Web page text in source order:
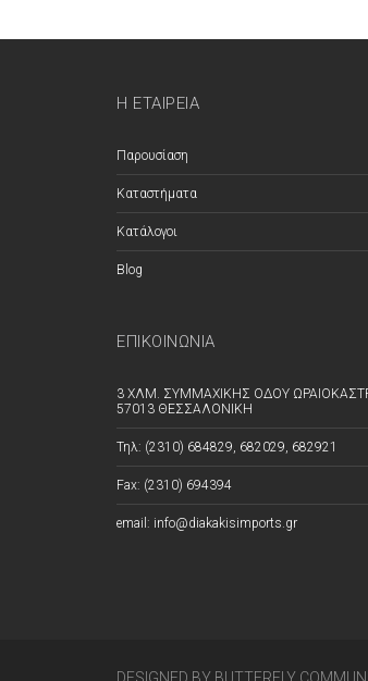
Η ΕΤΑΙΡΕΊΑ
Παρουσίαση
Καταστήματα
Κατάλογοι
Blog
ΕΠΙΚΟΙΝΩΝΊΑ
3 ΧΛΜ. ΣΥΜΜΑΧΙΚΗΣ ΟΔΟΥ
57013 ΘΕΣΣΑΛΟΝΙΚΗ
Τηλ: (2310) 684829, 682029, 682921
Fax: (2310) 694394
email: info@diakakisimports.gr